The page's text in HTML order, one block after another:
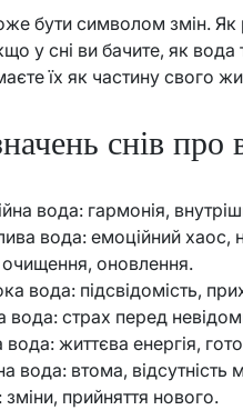
бути символом змін. Як
у сні ви бачите, як
їх як частину свого
снів про
вода: гармонія,
вода: емоційний хаос,
оновлення.
вода: підсвідомість,
вода: страх перед
вода: життєва енергія,
вода: втома, відсутність
зміни, прийняття нового.